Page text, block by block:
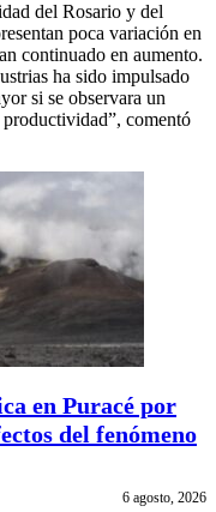
del Rosario y del
poca variación en
continuado en aumento.
ha sido impulsado
si se observara un
comentó
en Puracé por
del fenómeno
6 agosto, 2026